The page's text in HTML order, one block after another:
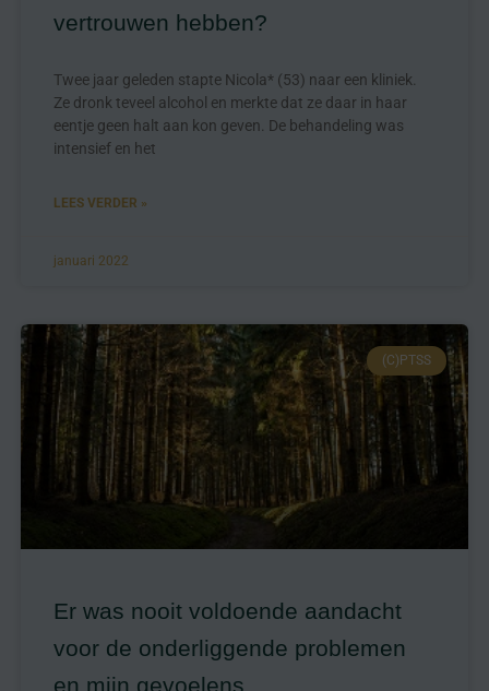
vertrouwen hebben?
Twee jaar geleden stapte Nicola* (53) naar een kliniek.
Ze dronk teveel alcohol en merkte dat ze daar in haar
eentje geen halt aan kon geven. De behandeling was
intensief en het
LEES VERDER »
januari 2022
(C)PTSS
Er was nooit voldoende aandacht
voor de onderliggende problemen
en mijn gevoelens